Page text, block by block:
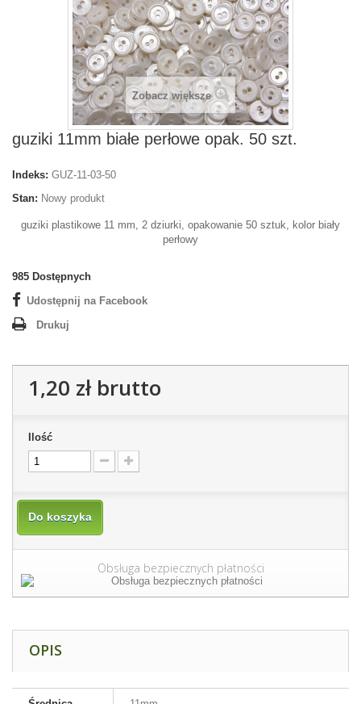
Zobacz większe
guziki 11mm białe perłowe opak. 50 szt.
Indeks: GUZ-11-03-50
Stan: Nowy produkt
guziki plastikowe 11 mm, 2 dziurki, opakowanie 50 sztuk, kolor biały
perłowy
985 Dostępnych
Udostępnij na Facebook
Drukuj
1,20 złbrutto
Ilość
Do koszyka
Obsługa bezpiecznych płatności
OPIS